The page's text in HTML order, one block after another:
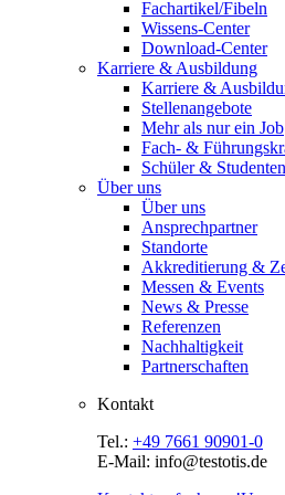
Fachartikel/Fibeln
Wissens-Center
Download-Center
Karriere & Ausbildung
Karriere &
Stellenangebote
Mehr als nur ein Job
Fach- &
Schüler & Studenten
Über uns
Über uns
Ansprechpartner
Standorte
Akkreditierung &
Messen & Events
News & Presse
Referenzen
Nachhaltigkeit
Partnerschaften
Kontakt
Tel.: +49 7661 90901-0
E-Mail: info@testotis.de